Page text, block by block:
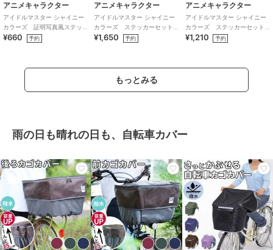
アニメキャラクター
アイドルマスター シャイニー
カラーズ 証明写真風ステッ
カー (鈴木羽那)
¥660 予約
アニメキャラクター
アイドルマスター シャイニー
カラーズ ステッカーセット
(283プロ ノクチル)
¥1,650 予約
アニメキャラクター
アイドルマスター シャイニー
カラーズ ステッカーセット
(283プロ シーズ)
¥1,210 予約
もっとみる
雨の日も晴れの日も、自転車カバー